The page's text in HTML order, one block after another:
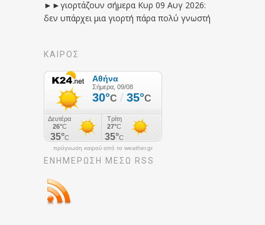
►►γιορτάζουν σήμερα Κυρ 09 Αυγ 2026:
δεν υπάρχει μια γιορτή πάρα πολύ γνωστή
ΚΑΙΡΟΣ
πρόγνωση καιρού από το weather.gr
ΕΝΗΜΈΡΩΣΉ ΜΕΣΩ RSS